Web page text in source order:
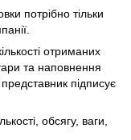
потрібно тільки
отриманих
та наповнення
підписує
обсягу, ваги,